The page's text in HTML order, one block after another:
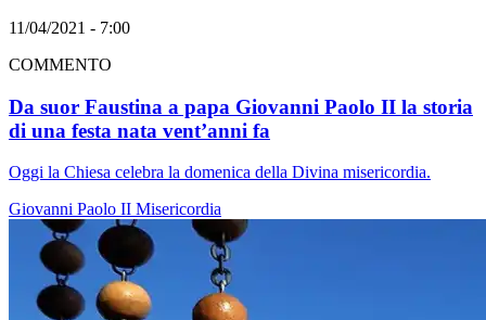
11/04/2021 - 7:00
COMMENTO
Da suor Faustina a papa Giovanni Paolo II la storia
di una festa nata vent’anni fa
Oggi la Chiesa celebra la domenica della Divina misericordia.
Giovanni Paolo II Misericordia